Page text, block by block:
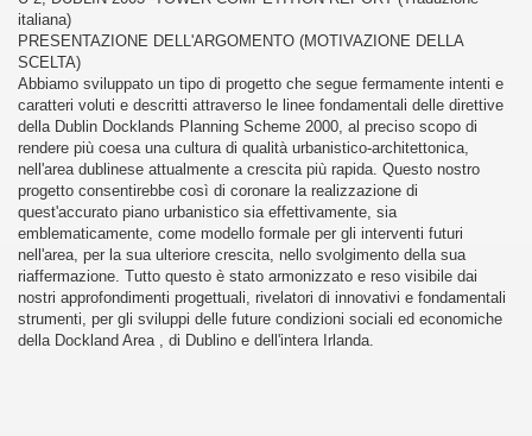
italiana)
PRESENTAZIONE DELL'ARGOMENTO (MOTIVAZIONE DELLA
SCELTA)
Abbiamo sviluppato un tipo di progetto che segue fermamente intenti e
caratteri voluti e descritti attraverso le linee fondamentali delle direttive
della Dublin Docklands Planning Scheme 2000, al preciso scopo di
rendere più coesa una cultura di qualità urbanistico-architettonica,
nell'area dublinese attualmente a crescita più rapida. Questo nostro
progetto consentirebbe così di coronare la realizzazione di
quest'accurato piano urbanistico sia effettivamente, sia
emblematicamente, come modello formale per gli interventi futuri
nell'area, per la sua ulteriore crescita, nello svolgimento della sua
riaffermazione. Tutto questo è stato armonizzato e reso visibile dai
nostri approfondimenti progettuali, rivelatori di innovativi e fondamentali
strumenti, per gli sviluppi delle future condizioni sociali ed economiche
della Dockland Area , di Dublino e dell'intera Irlanda.